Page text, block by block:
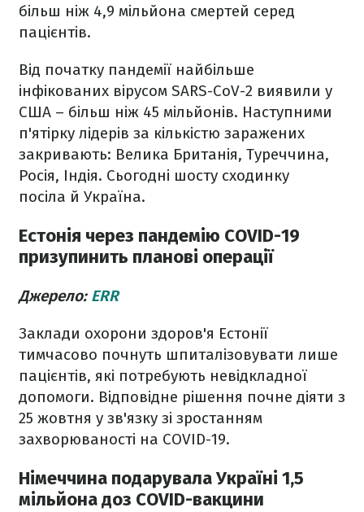
більш ніж 4,9 мільйона смертей серед
пацієнтів.
Від початку пандемії найбільше
інфікованих вірусом SARS-CoV-2 виявили у
США – більш ніж 45 мільйонів. Наступними
п'ятірку лідерів за кількістю заражених
закривають: Велика Британія, Туреччина,
Росія, Індія. Сьогодні шосту сходинку
посіла й Україна.
Естонія через пандемію COVID-19
призупинить планові операції
Джерело: ERR
Заклади охорони здоров'я Естонії
тимчасово почнуть шпиталізовувати лише
пацієнтів, які потребують невідкладної
допомоги. Відповідне рішення почне діяти з
25 жовтня у зв'язку зі зростанням
захворюваності на COVID-19.
Німеччина подарувала Україні 1,5
мільйона доз COVID-вакцини